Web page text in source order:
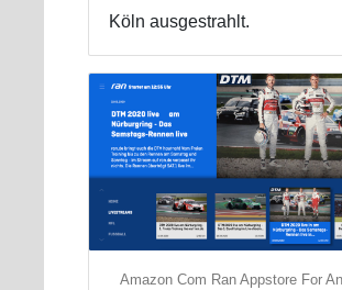
Köln ausgestrahlt.
Amazon Com Ran Appstore For